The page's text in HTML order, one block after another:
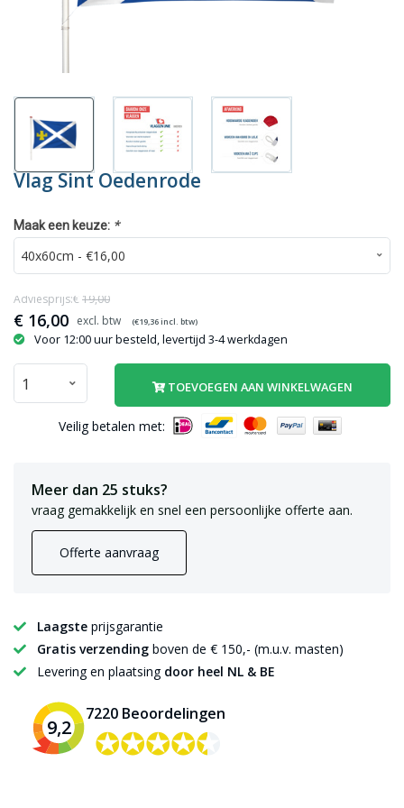
Vlag Sint Oedenrode
Maak een keuze: *
€ 16,00 (€19,36incl. btw)
Adviesprijs:€ 19,00
Voor 12:00 uur besteld, levertijd 3-4 werkdagen
TOEVOEGEN AAN WINKELWAGEN
Veilig betalen met:
Meer dan 25 stuks?
vraag gemakkelijk en snel een persoonlijke offerte aan.
Offerte aanvraag
Laagste prijsgarantie
Gratis verzending boven de € 150,- (m.u.v. masten)
Levering en plaatsing door heel NL & BE
9,2
7220 Beoordelingen
✪✪✪✪✪
✪✪✪✪✪